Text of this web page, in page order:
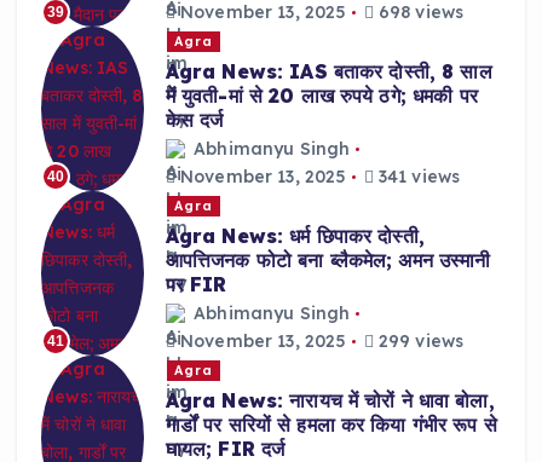
39
November 13, 2025
698 views
40
Agra
Agra News: IAS बताकर दोस्ती, 8 साल
में युवती-मां से 20 लाख रुपये ठगे; धमकी पर
केस दर्ज
Abhimanyu Singh
November 13, 2025
341 views
41
Agra
Agra News: धर्म छिपाकर दोस्ती,
आपत्तिजनक फोटो बना ब्लैकमेल; अमन उस्मानी
पर FIR
Abhimanyu Singh
November 13, 2025
299 views
Agra
Agra News: नारायच में चोरों ने धावा बोला,
गार्डों पर सरियों से हमला कर किया गंभीर रूप से
घायल; FIR दर्ज